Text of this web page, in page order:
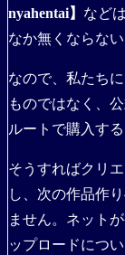
nyahentai】 など
なか無くならな
なので、私たち
ものではなく、
ルートで購入する
そうすればクリ
し、次の作品作
ません。ネット
ップロードにつ